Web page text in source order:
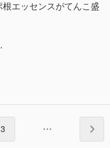
エッセンスがてんこ盛
3